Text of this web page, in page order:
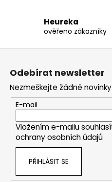
Heureka
ověřeno zákazníky
Z
Odebírat newsletter
Nezmeškejte žádné
E-mail
Vložením e-mailu
ochrany osobních údajů
PŘIHLÁSIT SE